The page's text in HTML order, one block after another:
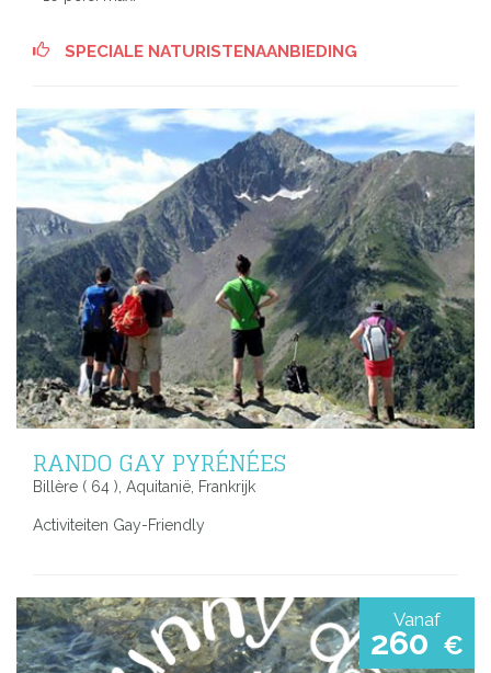
SPECIALE NATURISTENAANBIEDING
RANDO GAY PYRÉNÉES
Billère ( 64 ), Aquitanië, Frankrijk
Activiteiten Gay-Friendly
Vanaf
260 €